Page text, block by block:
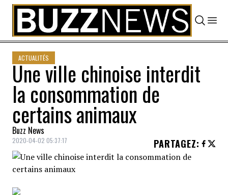
Skip to content
ACTUALITÉS
Une ville chinoise interdit
la consommation de
certains animaux
Buzz News
2020-04-02 05:37:17 PARTAGEZ: